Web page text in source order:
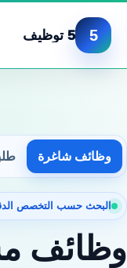
5 5 توظيف
وظائف شاغرة
البحث حسب التخصص
وظائف